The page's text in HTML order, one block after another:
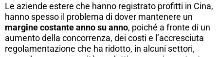
Le aziende estere che hanno registrato profitti in Cina,
hanno spesso il problema di dover mantenere un
margine costante anno su anno, poiché a fronte di un
aumento della concorrenza, dei costi e l’accresciuta
regolamentazione che ha ridotto, in alcuni settori,